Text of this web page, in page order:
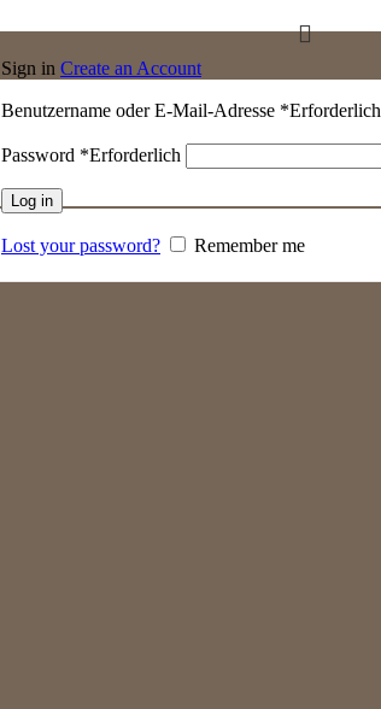
Sign in Create an Account
Benutzername oder E-Mail-Adresse *Erforderlich
Password *Erforderlich
Log in
Lost your password? Remember me